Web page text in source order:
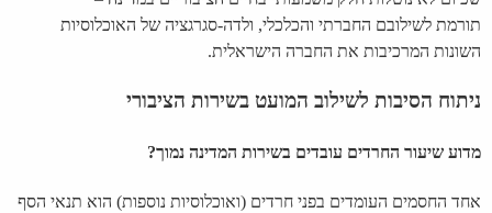
תורמת לשילובם החברתי והכלכלי, ולדה-סגרגציה של האוכלוסיות
השונות המרכיבות את החברה הישראלית.
ניתוח הסיבות לשילוב המועט בשירות הציבורי
מדוע שיעור החרדים עובדים בשירות המדינה נמוך?
אחד החסמים העומדים בפני חרדים (ואוכלוסיות נוספות) הוא תנאי הסף